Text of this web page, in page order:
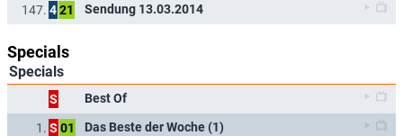
147. 421 Sendung 13.03.2014
Specials
Specials
S Best Of
1. S 01 Das Beste der Woche (1)